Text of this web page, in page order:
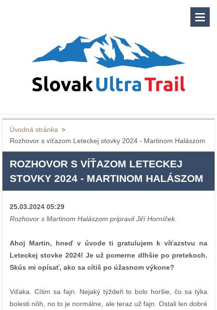
Úvodná stránka >
Rozhovor s víťazom Leteckej stovky 2024 - Martinom Halászom
ROZHOVOR S VÍŤAZOM LETECKEJ
STOVKY 2024 - MARTINOM HALÁSZOM
25.03.2024 05:29
Rozhovor s Martinom Halászom pripravil Jiří Horníček.
Ahoj Martin, hneď v úvode ti gratulujem k víťazstvu na
Leteckej stovke 2024! Je už pomerne dlhšie po pretekoch.
Skús mi opísať, ako sa cítiš po úžasnom výkone?
Vďaka. Cítim sa fajn. Nejaký týždeň to bolo horšie, čo sa týka
bolesti nôh, no to je normálne, ale teraz už fajn. Ostali len dobré